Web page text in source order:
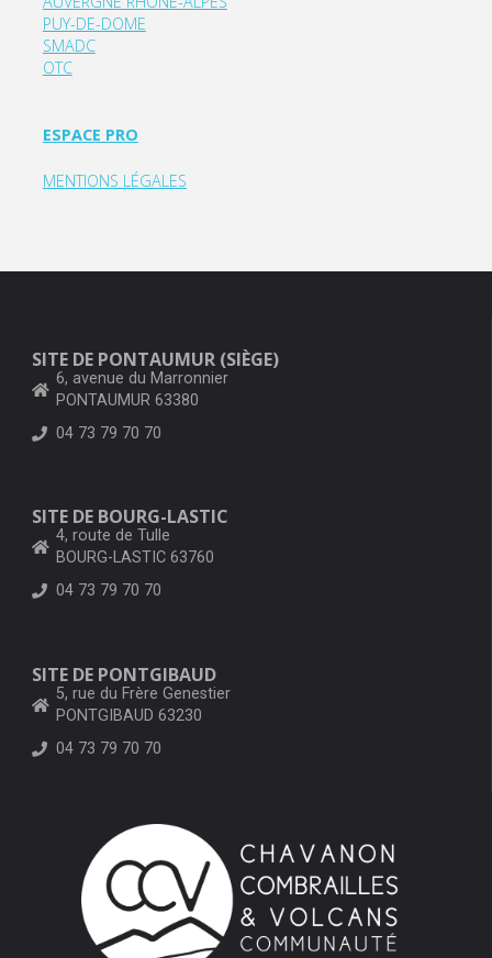
PUY-DE-DOME
SMADC
OTC
ESPACE PRO
MENTIONS LÉGALES
SITE DE PONTAUMUR (SIÈGE)
6, avenue du Marronnier
PONTAUMUR 63380
04 73 79 70 70
SITE DE BOURG-LASTIC
4, route de Tulle
BOURG-LASTIC 63760
04 73 79 70 70
SITE DE PONTGIBAUD
5, rue du Frère Genestier
PONTGIBAUD 63230
04 73 79 70 70